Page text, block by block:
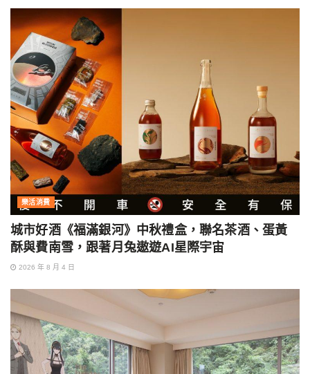
樂活消費
城市好酒《福滿銀河》中秋禮盒，聯名茶酒、蛋黃
酥與費南雪，跟著月兔遨遊AI星際宇宙
2026 年 8 月 4 日